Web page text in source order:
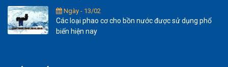
Ngày - 13/02
Các loại phao cơ cho bồn nước được sử dụng phổ
biến hiện nay